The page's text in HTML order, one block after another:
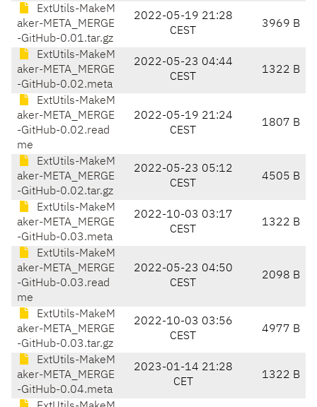
ExtUtils-MakeM
aker-META_MERGE
-GitHub-0.01.tar.gz
2022-05-19 21:28
CEST
3969 B
ExtUtils-MakeM
aker-META_MERGE
-GitHub-0.02.meta
2022-05-23 04:44
CEST
1322 B
ExtUtils-MakeM
aker-META_MERGE
-GitHub-0.02.read
me
2022-05-19 21:24
CEST
1807 B
ExtUtils-MakeM
aker-META_MERGE
-GitHub-0.02.tar.gz
2022-05-23 05:12
CEST
4505 B
ExtUtils-MakeM
aker-META_MERGE
-GitHub-0.03.meta
2022-10-03 03:17
CEST
1322 B
ExtUtils-MakeM
aker-META_MERGE
-GitHub-0.03.read
me
2022-05-23 04:50
CEST
2098 B
ExtUtils-MakeM
aker-META_MERGE
-GitHub-0.03.tar.gz
2022-10-03 03:56
CEST
4977 B
ExtUtils-MakeM
aker-META_MERGE
-GitHub-0.04.meta
2023-01-14 21:28
CET
1322 B